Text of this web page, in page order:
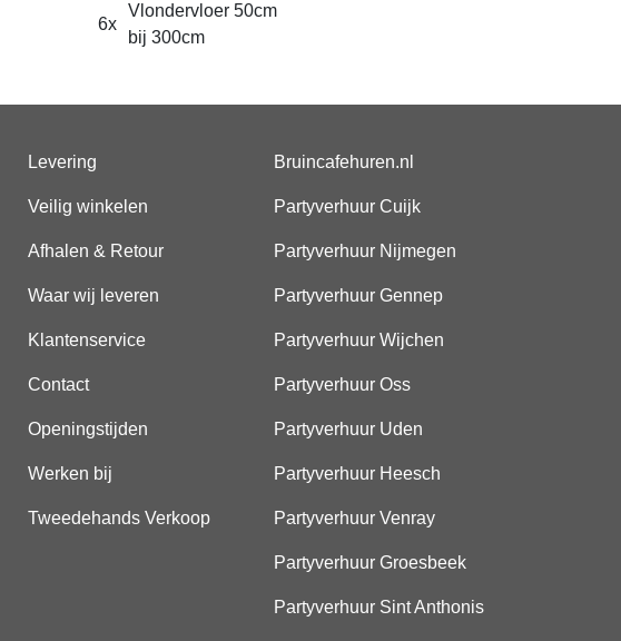
6x
Vlondervloer 50cm
bij 300cm
Levering
Veilig winkelen
Afhalen & Retour
Waar wij leveren
Klantenservice
Contact
Openingstijden
Werken bij
Tweedehands Verkoop
Bruincafehuren.nl
Partyverhuur Cuijk
Partyverhuur Nijmegen
Partyverhuur Gennep
Partyverhuur Wijchen
Partyverhuur Oss
Partyverhuur Uden
Partyverhuur Heesch
Partyverhuur Venray
Partyverhuur Groesbeek
Partyverhuur Sint Anthonis